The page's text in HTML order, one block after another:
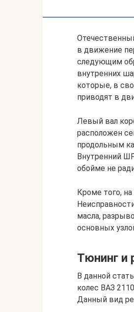
в движение
следующим
внутренних
которые, в
приводят в
Левый вал
расположен
продольным
Внутренний
обойме не
Кроме того,
масла,
основных
Тюнинг и
В данной
колес ВАЗ
Данный вид